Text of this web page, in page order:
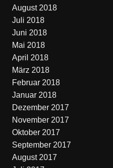
August 2018
Juli 2018
Juni 2018
Mai 2018
April 2018
März 2018
Februar 2018
Januar 2018
Dezember 2017
November 2017
Oktober 2017
September 2017
August 2017